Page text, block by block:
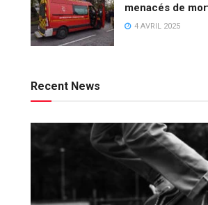
menacés de
4 AVRIL 2025
Recent News